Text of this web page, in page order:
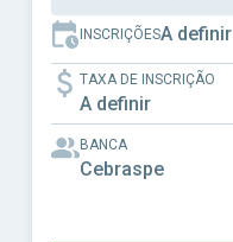
INSCRIÇÕESA definir
TAXA DE INSCRIÇÃO
A definir
BANCA
Cebraspe